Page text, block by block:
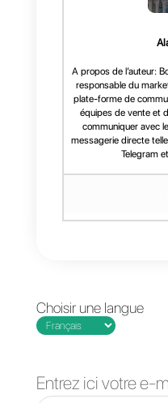
agents
social
l’origine
outils de
Callbell
de social